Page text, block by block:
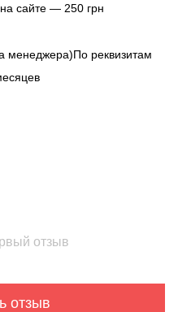
сайте — 250 грн
менеджера)По реквизитам
отзыв
отзыв